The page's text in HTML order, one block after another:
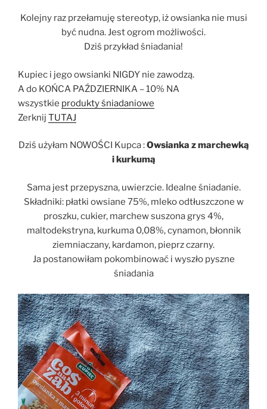
Kolejny raz przełamuję stereotyp, iż owsianka nie musi
być nudna. Jest ogrom możliwości.
Dziś przykład śniadania!
Kupiec i jego owsianki NIGDY nie zawodzą.
A do KOŃCA PAŹDZIERNIKA – 10% NA
wszystkie produkty śniadaniowe
Zerknij TUTAJ
Dziś użyłam NOWOŚCI Kupca :Owsianka z marchewką
i kurkumą
Sama jest przepyszna, uwierzcie. Idealne śniadanie.
Składniki: płatki owsiane 75%, mleko odtłuszczone w
proszku, cukier, marchew suszona grys 4%,
maltodekstryna, kurkuma 0,08%, cynamon, błonnik
ziemniaczany, kardamon, pieprz czarny.
Ja postanowiłam pokombinować i wyszło pyszne
śniadania